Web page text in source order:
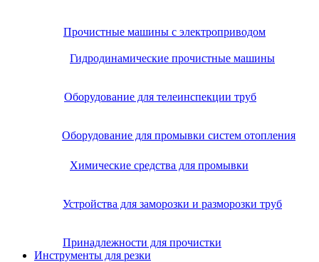
Прочистные машины с электроприводом
Гидродинамические прочистные машины
Оборудование для телеинспекции труб
Оборудование для промывки систем отопления
Химические средства для промывки
Устройства для заморозки и разморозки труб
Принадлежности для прочистки
Инструменты для резки